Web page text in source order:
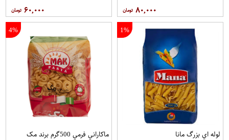
۸۰,۰۰۰ ۶۰,۰۰۰
1%
لوله اي بزرگ مانا
4%
ماکاراني فرمي 500گرم برند مک